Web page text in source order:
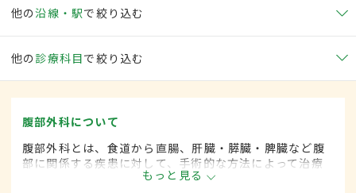
他の沿線・駅で絞り込む
他の 診療科目で絞り込む
腹部外科について
腹部外科とは、食道から直腸、肝臓・膵臓・脾臓など腹
部に関係する疾患に対して、手術的な方法によって治療
する外科の一領域です。もっと見る